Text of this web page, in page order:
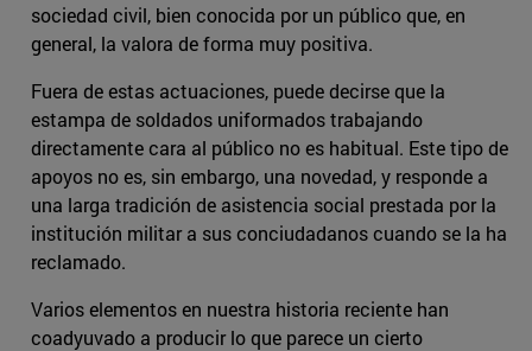
sociedad civil, bien conocida por un público que, en
general, la valora de forma muy positiva.
Fuera de estas actuaciones, puede decirse que la
estampa de soldados uniformados trabajando
directamente cara al público no es habitual. Este tipo de
apoyos no es, sin embargo, una novedad, y responde a
una larga tradición de asistencia social prestada por la
institución militar a sus conciudadanos cuando se la ha
reclamado.
Varios elementos en nuestra historia reciente han
coadyuvado a producir lo que parece un cierto